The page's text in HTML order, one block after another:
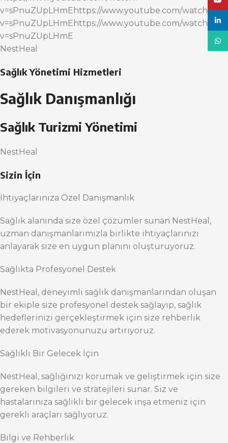
v=sPnuZUpLHmEhttps://www.youtube.com/watch?
v=sPnuZUpLHmEhttps://www.youtube.com/watch?
v=sPnuZUpLHmE
NestHeal
Sağlık Yönetimi Hizmetleri
Sağlık Danışmanlığı
Sağlık Turizmi Yönetimi
NestHeal
Sizin İçin
İhtiyaçlarınıza Özel Danışmanlık
Sağlık alanında size özel çözümler sunan NestHeal,
uzman danışmanlarımızla birlikte ihtiyaçlarınızı
anlayarak size en uygun planını oluşturuyoruz.
Sağlıkta Profesyonel Destek
NestHeal, deneyimli sağlık danışmanlarından oluşan
bir ekiple size profesyonel destek sağlayıp, sağlık
hedeflerinizi gerçekleştirmek için size rehberlik
ederek motivasyonunuzu artırıyoruz.
Sağlıklı Bir Gelecek İçin
NestHeal, sağlığınızı korumak ve geliştirmek için size
gereken bilgileri ve stratejileri sunar. Siz ve
hastalarınıza sağlıklı bir gelecek inşa etmeniz için
gerekli araçları sağlıyoruz.
Bilgi ve Rehberlik